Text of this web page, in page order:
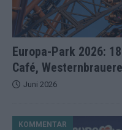
Europa-Park 2026:
Café,
Juni 2026
KOMMENTAR